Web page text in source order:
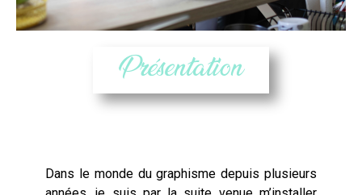
Présentation
Dans le monde du graphisme depuis plusieurs